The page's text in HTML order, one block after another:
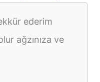
ederim
ağzınıza ve